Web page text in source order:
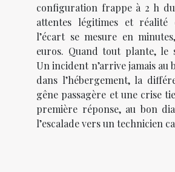
configuration frappe à 2 h
attentes légitimes et réalité
l’écart se mesure en
euros. Quand tout plante, le
Un incident n’arrive jamais au
dans l’hébergement, la
gêne passagère et une crise
première réponse, au bon
l’escalade vers un technicien